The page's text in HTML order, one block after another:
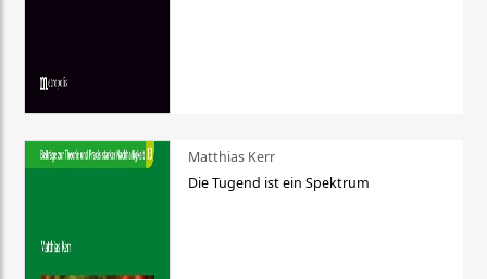
Matthias Kerr
Die Tugend ist ein Spektrum